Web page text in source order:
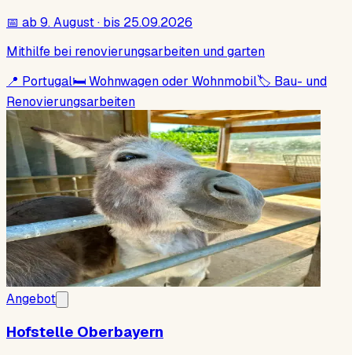
📅 ab 9. August · bis 25.09.2026
Mithilfe bei renovierungsarbeiten und garten
📍 Portugal🛏Wohnwagen oder Wohnmobil🏷 Bau- und
Renovierungsarbeiten
Angebot
Hofstelle Oberbayern